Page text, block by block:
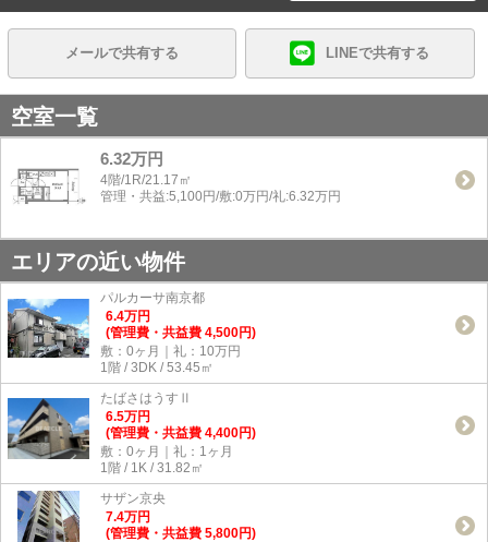
メールで共有する LINEで共有する
空室一覧
6.32万円
4階/1R/21.17㎡
管理・共益:5,100円/敷:0万円/礼:6.32万円
エリアの近い物件
パルカーサ南京都
6.4万円
(管理費・共益費 4,500円)
敷：0ヶ月｜礼：10万円
1階 / 3DK / 53.45㎡
たばさはうすⅡ
6.5万円
(管理費・共益費 4,400円)
敷：0ヶ月｜礼：1ヶ月
1階 / 1K / 31.82㎡
サザン京央
7.4万円
(管理費・共益費 5,800円)